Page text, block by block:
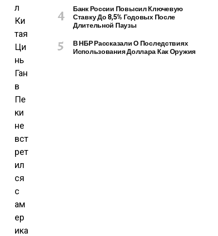
л
Ки
тая
Ци
нь
Ган
в
Пе
ки
не
вст
рет
ил
ся
с
ам
ер
ика
Банк России Повысил Ключевую
Ставку До 8,5% Годовых После
Длительной Паузы
В НБР Рассказали О Последствиях
Использования Доллара Как Оружия